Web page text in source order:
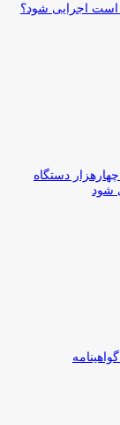
است اجرایی شود؟
دستگاه
شود